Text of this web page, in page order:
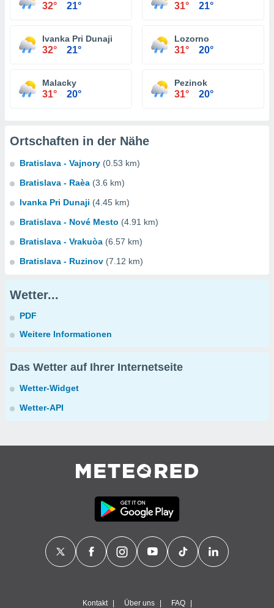
32° 21° 31° 21°
Ivanka Pri Dunaji
32° 21°
Lozorno
31° 20°
Malacky
31° 20°
Pezinok
31° 20°
Ortschaften in der Nähe
Bratislava - Vajnory (0.53 km)
Bratislava - Raèa (3.6 km)
Ivanka Pri Dunaji (4.45 km)
Bratislava - Nové Mesto (4.91 km)
Bratislava - Vrakuòa (6.57 km)
Bratislava - Ruzinov (7.12 km)
Wetter...
PDF
Weitere Informationen
Das Wetter auf Ihrer Internetseite
Wetter-Widget
Wetter-API
Kontakt Über uns FAQ